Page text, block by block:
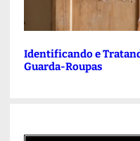
Identificando e
Guarda-Roupas